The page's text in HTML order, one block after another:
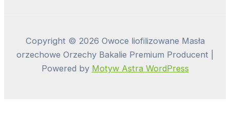
Copyright © 2026 Owoce liofilizowane Masła
orzechowe Orzechy Bakalie Premium Producent |
Powered by Motyw Astra WordPress